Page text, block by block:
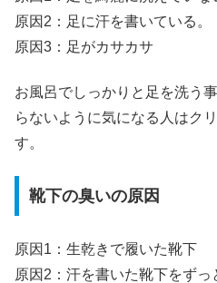
原因2：足に汗を書いている。
原因3：足がカサカサ
お風呂でしっかりと足を洗う
らないように気になる人はク
す。
靴下の臭いの原因
原因1：生乾きで履いた靴下
原因2：汗を書いた靴下をずっ